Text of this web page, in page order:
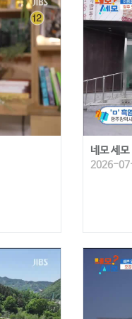
네모 세모
2026-